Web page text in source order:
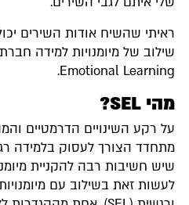
ראיתי שהשיח אודות השירים
Emotional Learning.
מהי SEL?
על רקע השינויים הדרמטיים
מתחדד הצורך לעסוק בלמידה
שיש חשיבות רבה להקניית
לעשות זאת בשילוב עם